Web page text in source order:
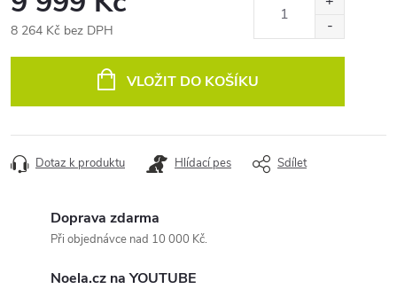
8 264 Kč bez DPH
VLOŽIT DO KOŠÍKU
Dotaz k produktu Hlídací pes Sdílet
Doprava zdarma
Při objednávce nad 10 000 Kč.
Noela.cz na YOUTUBE